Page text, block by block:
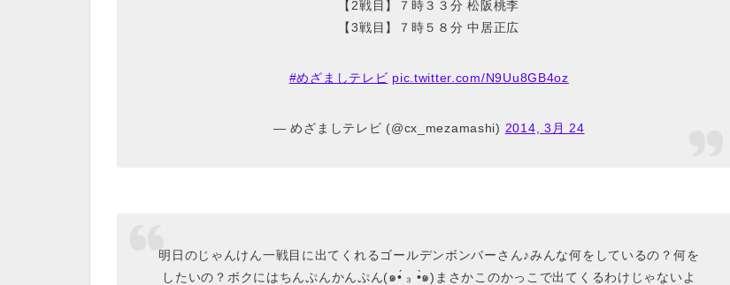
【2戦目】７時３３分 松阪桃李
【3戦目】７時５８分 中居正広
#めざましテレビ pic.twitter.com/N9Uu8GB4oz
— めざましテレビ (@cx_mezamashi) 2014, 3月 24
明日のじゃんけん一戦目に出てくれるゴールデンボンバーさん♪みんな何をしているの？何を
したいの？ボクにはちんぷんかんぷん(๑•́ ₃ •̀๑)まさかこのかっこで出てくるわけじゃないよ